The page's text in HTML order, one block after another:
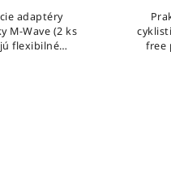
adaptéry
M-Wave (2 ks
flexibilné
free